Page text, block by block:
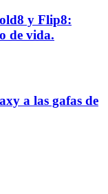
y Flip8:
de vida.
a las gafas de